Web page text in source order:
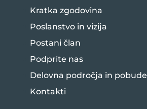
Kratka zgodovina
Poslanstvo in vizija
Postani član
Podprite nas
Delovna področja in pobude
Kontakti